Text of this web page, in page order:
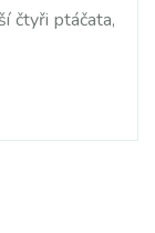
čtyři ptáčata,